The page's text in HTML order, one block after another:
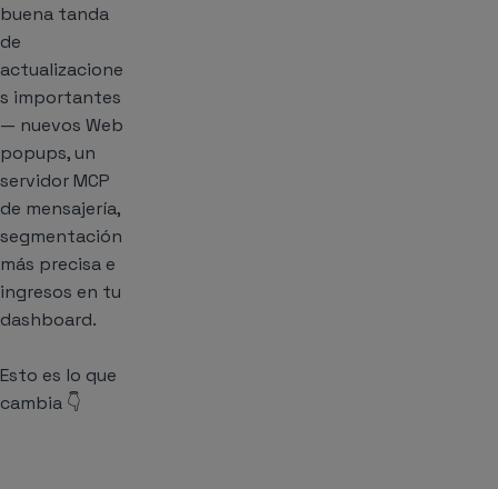
buena tanda
de
actualizacione
s importantes
— nuevos Web
popups, un
servidor MCP
de mensajería,
segmentación
más precisa e
ingresos en tu
dashboard.
Esto es lo que
cambia 👇